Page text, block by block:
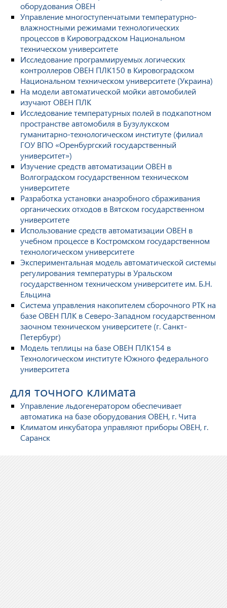
оборудования ОВЕН
Управление многоступенчатыми температурно-
влажностными режимами технологических
процессов в Кировоградском Национальном
техническом университете
Исследование программируемых логических
контроллеров ОВЕН ПЛК150 в Кировоградском
Национальном техническом университете (Украина)
На модели автоматической мойки автомобилей
изучают ОВЕН ПЛК
Исследование температурных полей в подкапотном
пространстве автомобиля в Бузулукском
гуманитарно-технологическом институте (филиал
ГОУ ВПО «Оренбургский государственный
университет»)
Изучение средств автоматизации ОВЕН в
Волгоградском государственном техническом
университете
Разработка установки анаэробного сбраживания
органических отходов в Вятском государственном
университете
Использование средств автоматизации ОВЕН в
учебном процессе в Костромском государственном
технологическом университете
Экспериментальная модель автоматической системы
регулирования температуры в Уральском
государственном техническом университете им. Б.Н.
Ельцина
Система управления накопителем сборочного РТК на
базе ОВЕН ПЛК в Северо-Западном государственном
заочном техническом университете (г. Санкт-
Петербург)
Модель теплицы на базе ОВЕН ПЛК154 в
Технологическом институте Южного федерального
университета
для точного климата
Управление льдогенератором обеспечивает
автоматика на базе оборудования ОВЕН, г. Чита
Климатом инкубатора управляют приборы ОВЕН, г.
Саранск